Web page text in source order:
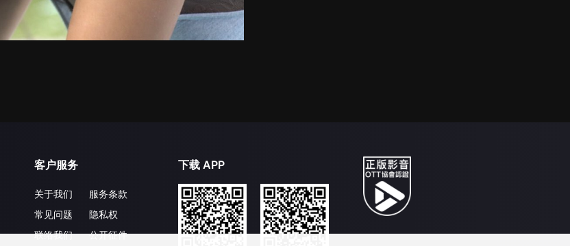
客户服务
关于我们
常见问题
联络我们
服务条款
隐私权
公开征件
下载 APP